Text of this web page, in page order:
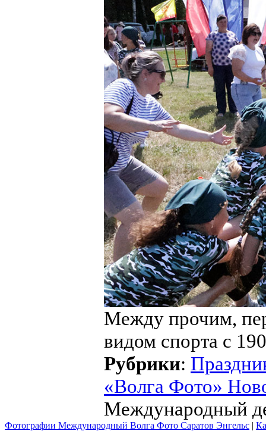
Между прочим,
видом спорта с
Рубрики:
«Волга Фото»
Международный
Фотографии Международный Волга Фото Саратов Энгельс |